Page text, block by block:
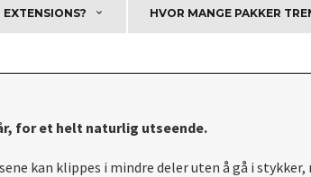
HVOR MANGE PAKKER
for et helt naturlig utseende.
kan klippes i mindre deler uten å gå i stykker,